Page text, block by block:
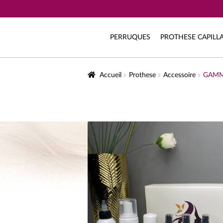
PERRUQUES PROTHESE
Accueil Prothese Accessoire